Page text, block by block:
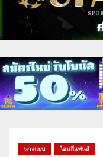
นางแบบ โอนลี่แฟนส์